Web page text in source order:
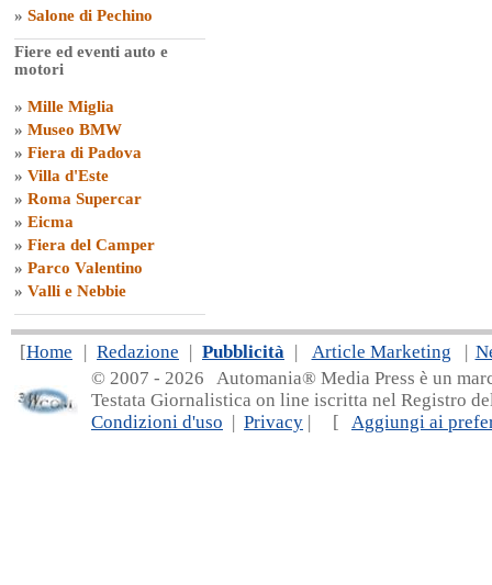
» Salone di Pechino
Fiere ed eventi auto e
motori
» Mille Miglia
» Museo BMW
» Fiera di Padova
» Villa d'Este
» Roma Supercar
» Eicma
» Fiera del Camper
» Parco Valentino
» Valli e Nebbie
[Home | Redazione | Pubblicità | Article Marketing |
© 2007 - 2026 Automania® Media Press è un
Testata Giornalistica on line iscritta nel Registro
Condizioni d'uso | Privacy | [ Aggiungi ai